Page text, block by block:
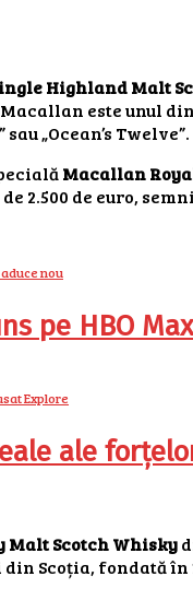
Highland Malt
Macallan este
„Ocean’s Twelve”.
Macallan
2.500 de euro,
pe HBO
ale
Malt Scotch Whisky
Scoția, fondată în